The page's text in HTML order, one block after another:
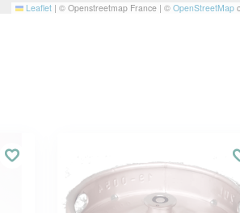
Leaflet | © Openstreetmap France | © OpenStreetMap